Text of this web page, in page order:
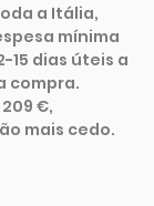
a Itália,
mínima
15 dias úteis a
compra.
209 €,
mais cedo.